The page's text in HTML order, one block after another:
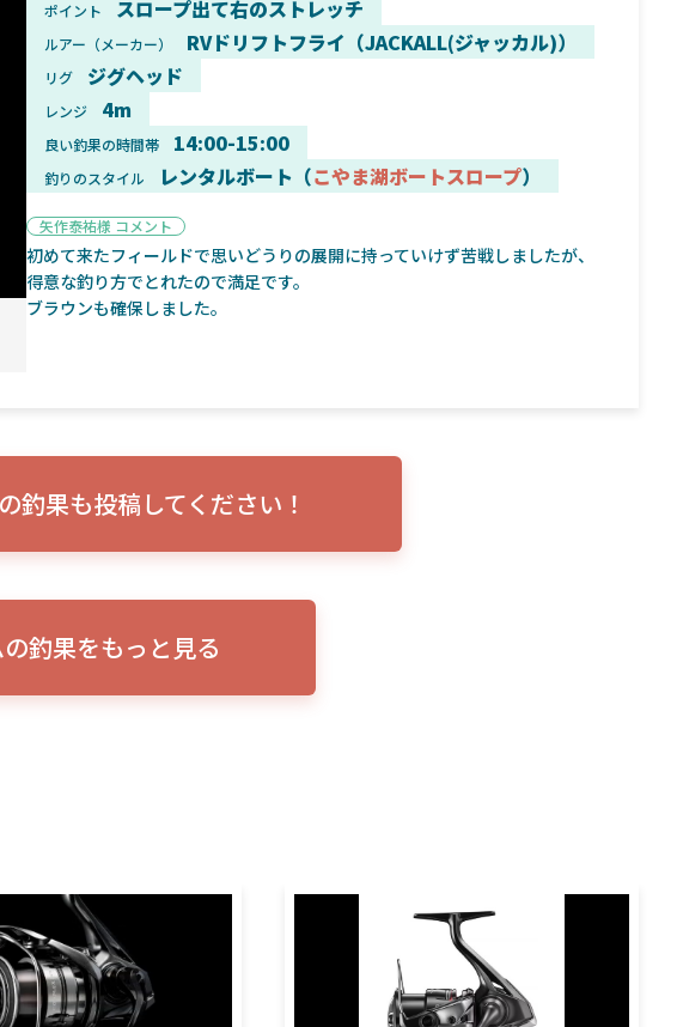
ポイント スロープ出て右のストレッチ
ルアー（メーカー） RVドリフトフライ（JACKALL(ジャッカル)）
リグ ジグヘッド
レンジ 4m
良い釣果の時間帯 14:00-15:00
釣りのスタイル レンタルボート（こやま湖ボートスロープ）
矢作泰祐様 コメント
初めて来たフィールドで思いどうりの展開に持っていけず苦戦しましたが、
得意な釣り方でとれたので満足です。
ブラウンも確保しました。
釣果も投稿してください！
釣果をもっと見る
定！DAIWA ふく魚／ちび
イト初心者におすすめ！
2025年9月16日
意のままに！24ヴァンフォードとの違いも
解説！
7/9インチ トリプルショ
ローランス イーグルアイ（EAGLE EYE）イ
ンプレ！ガーミンとの比較も併せてご説明い
たします